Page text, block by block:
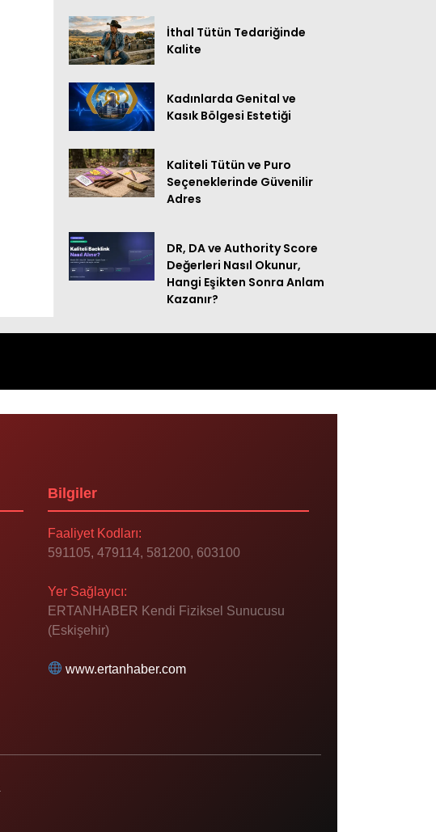
İthal Tütün Tedariğinde
Kalite
Kadınlarda Genital ve
Kasık Bölgesi Estetiği
Kaliteli Tütün ve Puro
Seçeneklerinde Güvenilir
Adres
DR, DA ve Authority Score
Değerleri Nasıl Okunur,
Hangi Eşikten Sonra Anlam
Kazanır?
Bilgiler
Faaliyet Kodları:
591105, 479114, 581200, 603100
Yer Sağlayıcı:
ERTANHABER Kendi Fiziksel Sunucusu
(Eskişehir)
www.ertanhaber.com